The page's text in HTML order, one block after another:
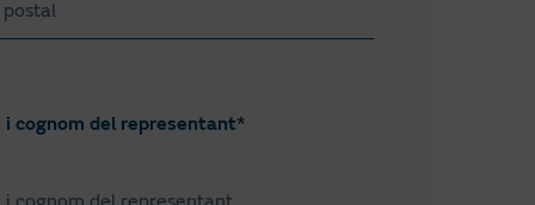
i cognom del representant*